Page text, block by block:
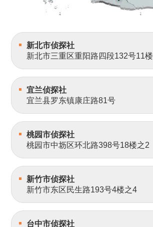
新北市侦探社
新北市三重区重阳路四段132号11楼
宜兰侦探社
宜兰县罗东镇康庄路81号
桃园市侦探社
桃园市中坜区环北路398号18楼之2
新竹市侦探社
新竹市东区民生路193号4楼之4
台中市侦探社